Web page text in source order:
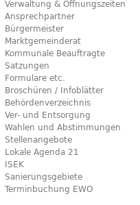
Verwaltung & Öffnungszeiten
Ansprechpartner
Bürgermeister
Marktgemeinderat
Kommunale Beauftragte
Satzungen
Formulare etc.
Broschüren / Infoblätter
Behördenverzeichnis
Ver- und Entsorgung
Wahlen und Abstimmungen
Stellenangebote
Lokale Agenda 21
ISEK
Sanierungsgebiete
Terminbuchung EWO